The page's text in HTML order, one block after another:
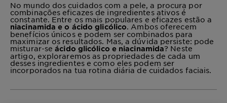
No mundo dos cuidados com a pele, a procura por
combinações eficazes de ingredientes ativos é
constante. Entre os mais populares e eficazes estão a
niacinamida e o ácido glicólico. Ambos oferecem
benefícios únicos e podem ser combinados para
maximizar os resultados. Mas, a dúvida persiste: pode
misturar-seácido glicólico e niacinamida? Neste
artigo, exploraremos as propriedades de cada um
desses ingredientes e como eles podem ser
incorporados na tua rotina diária de cuidados faciais.